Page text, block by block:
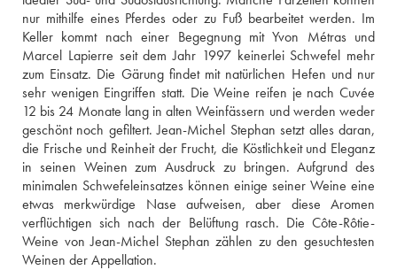
nur mithilfe eines Pferdes oder zu Fuß bearbeitet werden. Im
Keller kommt nach einer Begegnung mit Yvon Métras und
Marcel Lapierre seit dem Jahr 1997 keinerlei Schwefel mehr
zum Einsatz. Die Gärung findet mit natürlichen Hefen und nur
sehr wenigen Eingriffen statt. Die Weine reifen je nach Cuvée
12 bis 24 Monate lang in alten Weinfässern und werden weder
geschönt noch gefiltert. Jean-Michel Stephan setzt alles daran,
die Frische und Reinheit der Frucht, die Köstlichkeit und Eleganz
in seinen Weinen zum Ausdruck zu bringen. Aufgrund des
minimalen Schwefeleinsatzes können einige seiner Weine eine
etwas merkwürdige Nase aufweisen, aber diese Aromen
verflüchtigen sich nach der Belüftung rasch. Die Côte-Rôtie-
Weine von Jean-Michel Stephan zählen zu den gesuchtesten
Weinen der Appellation.